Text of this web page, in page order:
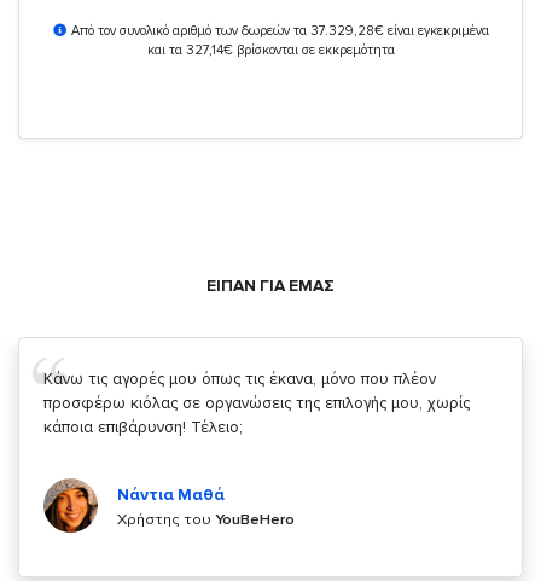
Από τον συνολικό αριθμό των δωρεών τα 37.329,28€ είναι εγκεκριμένα
και τα 327,14€ βρίσκονται σε εκκρεμότητα
ΕΙΠΑΝ ΓΙΑ ΕΜΑΣ
Σας ευχαριστώ που μας δίνετε την δυνατότητα να κάνουμε
κάτι!
Χρήστης τουYouBeHero